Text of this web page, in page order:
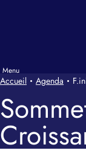
Accueil Agenda